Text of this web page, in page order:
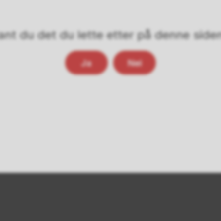
du det du lette etter på denne
Ja Nei